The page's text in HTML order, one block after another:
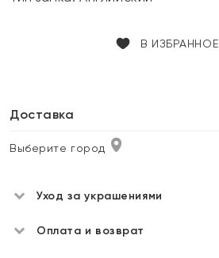
В ИЗБРАННОЕ
Доставка
Выберите город
Уход за украшениями
Оплата и возврат